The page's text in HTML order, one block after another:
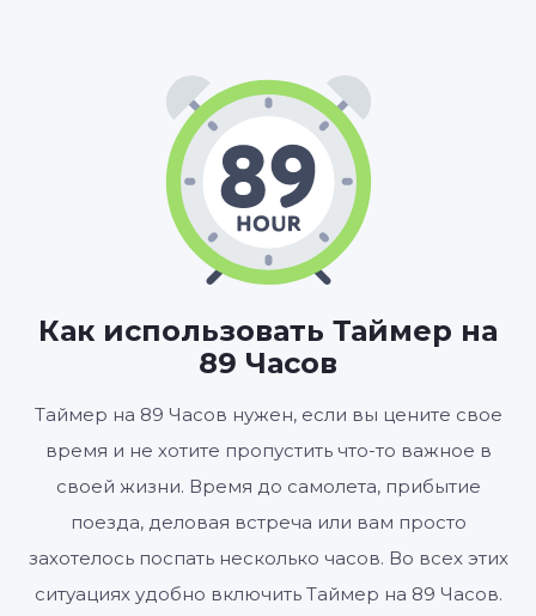
Как использовать Таймер на
89 Часов
Таймер на 89 Часов нужен, если вы цените свое
время и не хотите пропустить что-то важное в
своей жизни. Время до самолета, прибытие
поезда, деловая встреча или вам просто
захотелось поспать несколько часов. Во всех этих
ситуациях удобно включить Таймер на 89 Часов.
89 : 00
МИНУТЫ
: 00
Старт